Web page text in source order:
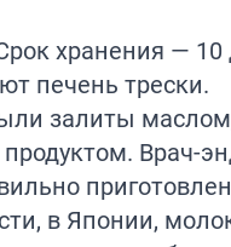
хранения —
печень трески.
залиты
Врач-
в Японии,